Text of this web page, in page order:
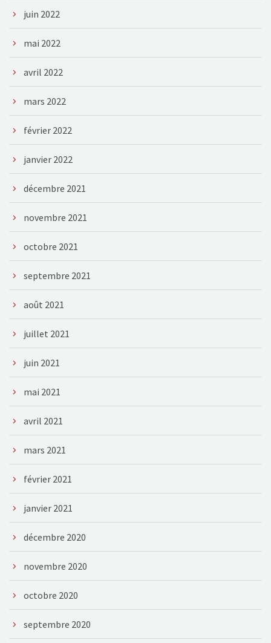
juin 2022
mai 2022
avril 2022
mars 2022
février 2022
janvier 2022
décembre 2021
novembre 2021
octobre 2021
septembre 2021
août 2021
juillet 2021
juin 2021
mai 2021
avril 2021
mars 2021
février 2021
janvier 2021
décembre 2020
novembre 2020
octobre 2020
septembre 2020